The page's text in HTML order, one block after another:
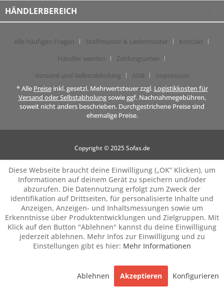
HÄNDLERBEREICH
Alle häufigen Fragen Stoffmuster & Ledermuster
Kontakt
Händler werden
Zahlungsarten
Versand und Selbstabholung
AGB
Impressum
* Alle Preiseinkl. gesetzl. Mehrwertsteuer zzgl. Logistikkosten für
Versand oder Selbstabholungsowie ggf. Nachnahmegebühren,
soweit nicht anders beschrieben. Durchgestrichene Preise sind
ehemalige Preise.
Copyright © 2025 Sofas.de
Diese Webseite braucht deine Einwilligung („OK” Klicken), um
Informationen auf deinem Gerät zu speichern und/oder
abzurufen. Die Datennutzung erfolgt zum Zweck der
Identifikation auf Drittseiten, für personalisierte Inhalte und
Anzeigen, Anzeigen- und Inhaltsmessungen sowie um
Erkenntnisse über Produktentwicklungen und Zielgruppen. Mit
Klick auf den Button "Ablehnen" kannst du deine Einwilligung
jederzeit ablehnen. Mehr Infos zur Einwilligung und zu
Einstellungen gibt es hier: Mehr Informationen
Ablehnen Akzeptieren Konfigurieren